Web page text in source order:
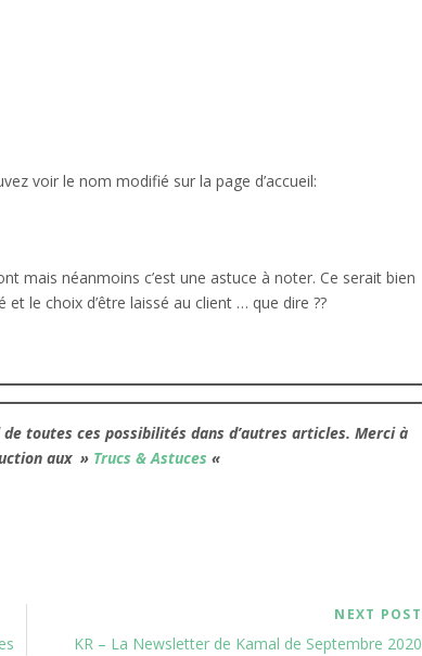
voir le nom modifié sur la page d’accueil:
mais néanmoins c’est une astuce à noter. Ce serait bien
le choix d’être laissé au client … que dire ??
toutes ces possibilités dans d’autres articles. Merci à
aux » Trucs & Astuces «
NEXT POST
KR – La Newsletter de Kamal de Septembre 2020